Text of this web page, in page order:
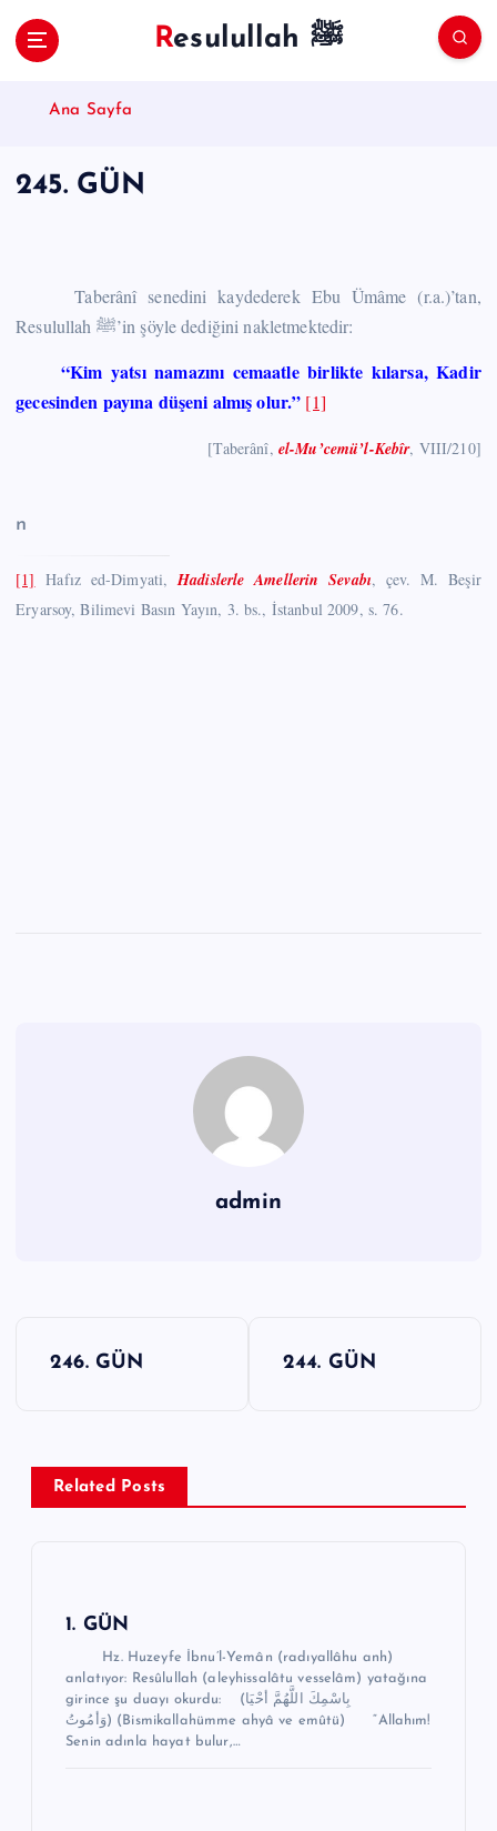
Resulullah ﷺ
Ana Sayfa
245. GÜN
Taberânî senedini kaydederek Ebu Ümâme (r.a.)’tan,
Resulullah ﷺ’in şöyle dediğini nakletmektedir:
“Kim yatsı namazını cemaatle birlikte kılarsa, Kadir
gecesinden payına düşeni almış olur.” [1]
[Taberânî, el-Mu’cemü’l-Kebîr, VIII/210]
n
[1] Hafız ed-Dimyati,Hadislerle Amellerin Sevabı, çev. M. Beşir
Eryarsoy, Bilimevi Basın Yayın, 3. bs., İstanbul 2009, s. 76.
admin
e
246. GÜN 244. GÜN
Related Posts
1. GÜN
Hz. Huzeyfe İbnu’l-Yemân (radıyallâhu anh)
anlatıyor: Resûlullah (aleyhissalâtu vesselâm) yatağına
girince şu duayı okurdu: (بِاسْمِكَ اللَّهُمَّ أحْيَا
وَأمُوتُ) (Bismikallahümme ahyâ ve emûtü) “Allahım!
Senin adınla hayat bulur,…